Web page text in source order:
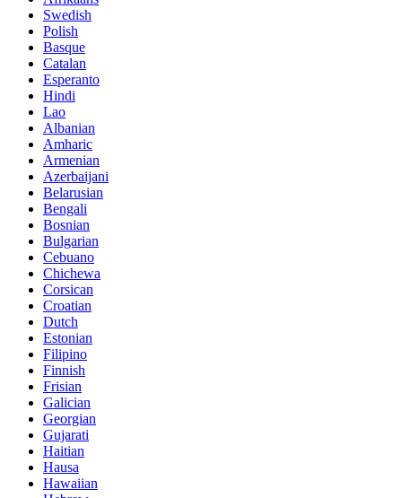
Swedish
Polish
Basque
Catalan
Esperanto
Hindi
Lao
Albanian
Amharic
Armenian
Azerbaijani
Belarusian
Bengali
Bosnian
Bulgarian
Cebuano
Chichewa
Corsican
Croatian
Dutch
Estonian
Filipino
Finnish
Frisian
Galician
Georgian
Gujarati
Haitian
Hausa
Hawaiian